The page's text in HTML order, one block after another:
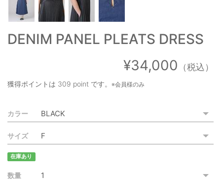
LADIES : レディース
新規会員登録
ご利用ガイド
DENIM PANEL PLEATS DRESS
¥34,000 （税込）
獲得ポイントは 309 point です。 ※会員様のみ
カラー
サイズ
在庫あり
数量